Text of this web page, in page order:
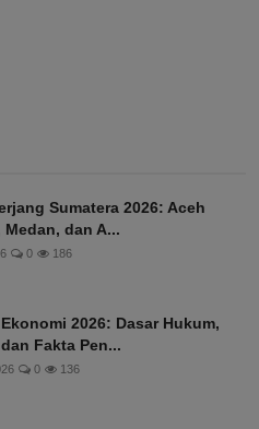
Sumatera 2026: Aceh
Medan, dan A...
0 186
2026: Dasar Hukum,
Fakta Pen...
0 136